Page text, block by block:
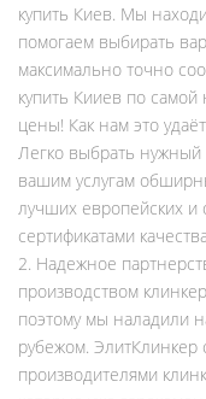
купить Киев. Мы
помогаем выбирать
максимально точно
купить Кииев по самой
цены! Как нам это
Легко выбрать нужный
вашим услугам
лучших европейских и
сертификатами
2. Надежное
производством
поэтому мы наладили
рубежом. ЭлитКлинкер
производителями